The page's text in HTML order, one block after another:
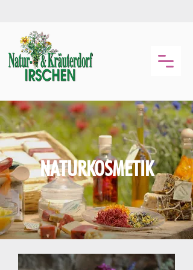
NATURKOSMETIK